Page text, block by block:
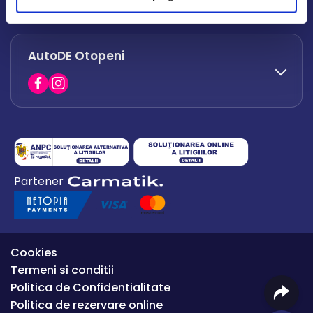
office.afumati@autode.ro
0730 063 852
0730 063 851
AutoDE Otopeni
0754 649 360
office.premium@autode.ro
Partener
Cookies
Termeni si conditii
Politica de Confidentialitate
Politica de rezervare online